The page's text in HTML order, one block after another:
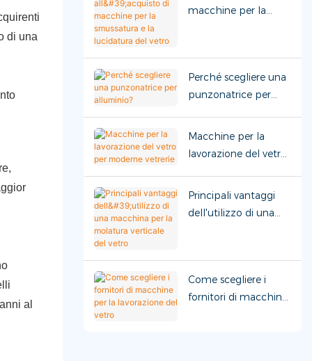
di una
al
macchine per la
Perché scegliere una
punzonatrice per
Macchine per la
lavorazione del vetro
Principali vantaggi
dell'utilizzo di una
del vetro
Come scegliere i
fornitori di macchine